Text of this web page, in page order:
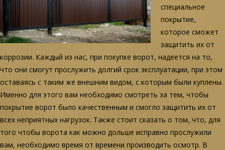
специальное
покрытие,
которое сможет
защитить их от
коррозии. Каждый из нас, при покупке ворот, надеется на то,
что они смогут прослужить долгий срок эксплуатации, при этом
оставаясь с таким же внешним видом, с которым были куплены.
Именно для этого вам необходимо смотреть за тем, чтобы
покрытие ворот было качественным и смогло защитить их от
всех неприятных нагрузок. Также стоит сказать о том, что, для
того чтобы ворота как можно дольше исправно прослужили
вам, необходимо время от времени производить осмотр. В